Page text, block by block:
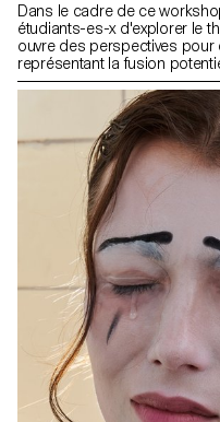
Dans le cadre de ce
étudiants-es-x d'explorer le
ouvre des perspectives
représentant la fusion
l'humanité. Pensez à
l'intelligence artificielle, de la
avec des éléments naturels.
innovantes pour
transcendance. Cette
interpréter de manière
au-delà de l'expérience